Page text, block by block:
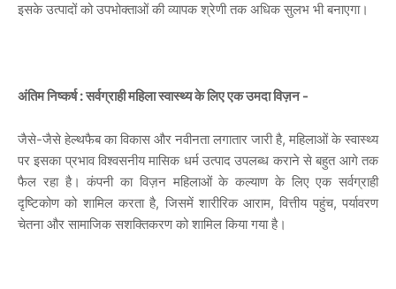
इसके उत्पादों को उपभोक्ताओं की व्यापक श्रेणी तक अधिक सुलभ भी बनाएगा।
अंतिम निष्कर्ष : सर्वग्राही महिला स्वास्थ्य के लिए एक उमदा विज़न -
जैसे-जैसे हेल्थफैब का विकास और नवीनता लगातार जारी है, महिलाओं के स्वास्थ्य
पर इसका प्रभाव विश्वसनीय मासिक धर्म उत्पाद उपलब्ध कराने से बहुत आगे तक
फैल रहा है। कंपनी का विज़न महिलाओं के कल्याण के लिए एक सर्वग्राही
दृष्टिकोण को शामिल करता है, जिसमें शारीरिक आराम, वित्तीय पहुंच, पर्यावरण
चेतना और सामाजिक सशक्तिकरण को शामिल किया गया है।